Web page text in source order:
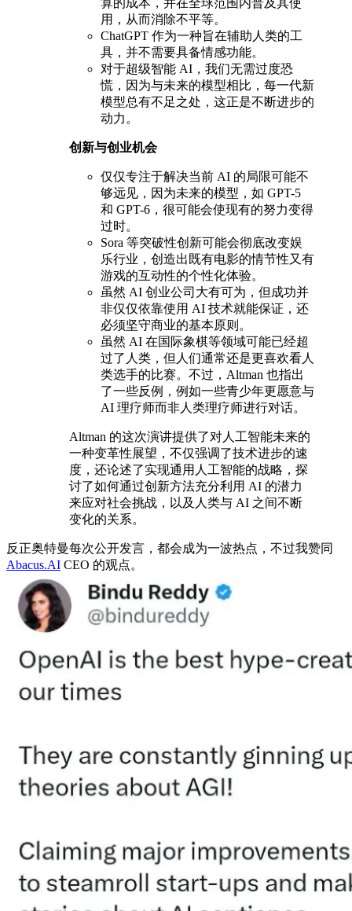
算的成本，并在全球范围内普及其使
用，从而消除不平等。
ChatGPT 作为一种旨在辅助人类的工
具，并不需要具备情感功能。
对于超级智能 AI，我们无需过度恐
慌，因为与未来的模型相比，每一代新
模型总有不足之处，这正是不断进步的
动力。
创新与创业机会
仅仅专注于解决当前 AI 的局限可能不
够远见，因为未来的模型，如 GPT-5
和 GPT-6，很可能会使现有的努力变得
过时。
Sora 等突破性创新可能会彻底改变娱
乐行业，创造出既有电影的情节性又有
游戏的互动性的个性化体验。
虽然 AI 创业公司大有可为，但成功并
非仅仅依靠使用 AI 技术就能保证，还
必须坚守商业的基本原则。
虽然 AI 在国际象棋等领域可能已经超
过了人类，但人们通常还是更喜欢看人
类选手的比赛。不过，Altman 也指出
了一些反例，例如一些青少年更愿意与
AI 理疗师而非人类理疗师进行对话。
Altman 的这次演讲提供了对人工智能未来的
一种变革性展望，不仅强调了技术进步的速
度，还论述了实现通用人工智能的战略，探
讨了如何通过创新方法充分利用 AI 的潜力
来应对社会挑战，以及人类与 AI 之间不断
变化的关系。
反正奥特曼每次公开发言，都会成为一波热点，不过我赞同
Abacus.AI CEO 的观点。